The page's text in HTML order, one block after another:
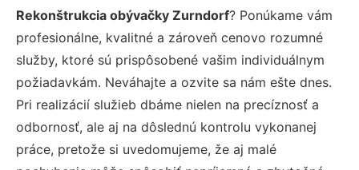
Rekonštrukcia obývačky Zurndorf? Ponúkame vám
profesionálne, kvalitné a zároveň cenovo rozumné
služby, ktoré sú prispôsobené vašim individuálnym
požiadavkám. Neváhajte a ozvite sa nám ešte dnes.
Pri realizácií služieb dbáme nielen na precíznosť a
odbornosť, ale aj na dôslednú kontrolu vykonanej
práce, pretože si uvedomujeme, že aj malé